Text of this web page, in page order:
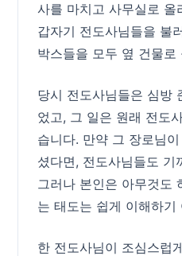
사를 마치고 사무실로 올
갑자기 전도사님들을 불
박스들을 모두 옆 건물로
당시 전도사님들은 심방
었고, 그 일은 원래 전도
습니다. 만약 그 장로님
셨다면, 전도사님들도 기
그러나 본인은 아무것도
는 태도는 쉽게 이해하기
한 전도사님이 조심스럽